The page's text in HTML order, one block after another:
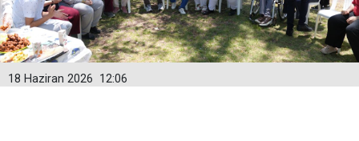
12:06
18 Haziran 2026